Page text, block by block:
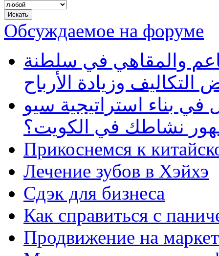
Обсуждаемое на форуме
والمقاهي في سلطنة
وزيادة الأرباح
بناء استراتيجية سيو
نشاطك في الكويت؟
Прикоснемся к
Лечение зубов в Хэйхэ
Сдэк для бизнеса
Как справиться с
Продвижение на